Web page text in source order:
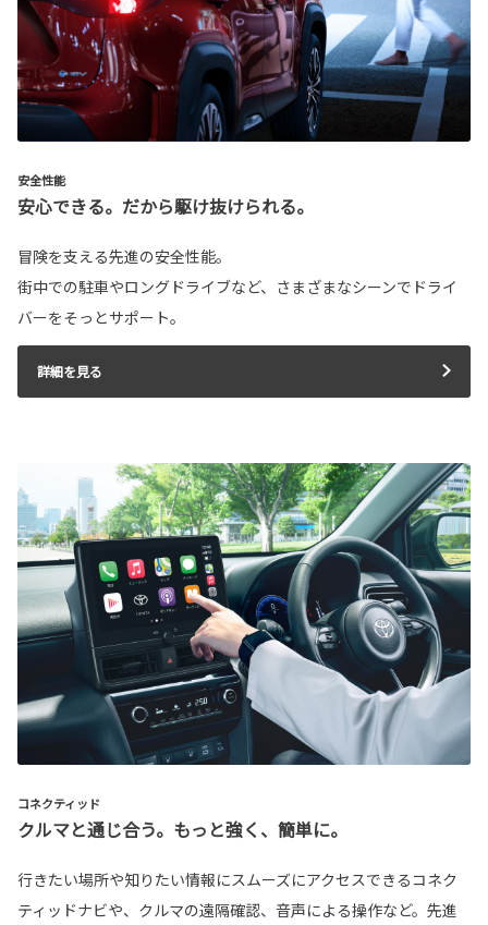
安全性能
安心できる。だから駆け抜けられる。
冒険を支える先進の安全性能。
街中での駐車やロングドライブなど、さまざまなシーンでドライ
バーをそっとサポート。
詳細を見る
コネクティッド
クルマと通じ合う。もっと強く、簡単に。
行きたい場所や知りたい情報にスムーズにアクセスできるコネク
ティッドナビや、クルマの遠隔確認、音声による操作など。先進